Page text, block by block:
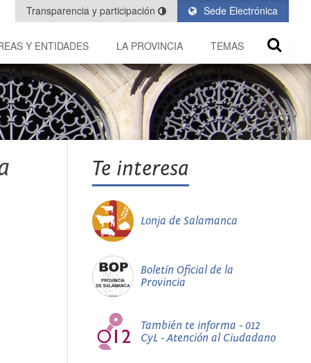
Sede Electrónica
Transparencia y participación
Y ENTIDADES LA PROVINCIA TEMAS
Te interesa
Lonja de Salamanca
Boletín Oficial de la
Provincia
También te informa - 012
CyL - Atención al Ciudadano